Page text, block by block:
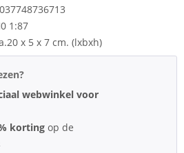
1:87
x 5 x 7 cm. (lxbxh)
webwinkel voor
korting op de